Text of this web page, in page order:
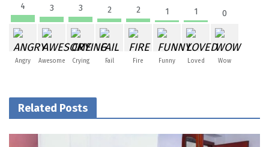
4
Angry
3
Awesome
3
Crying
2
Fail
2
Fire
1
Funny
1
Loved
0
Wow
Related Posts